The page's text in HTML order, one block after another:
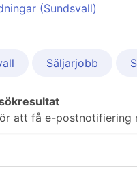
(Sundsvall)
Säljarjobb
att få e-postnotifiering